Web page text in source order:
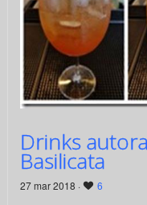
Drinks
Basilicata
27 mar 2018 · 6